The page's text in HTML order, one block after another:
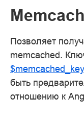
Позволяет
memcached.
$memcached_key
быть
отношению к